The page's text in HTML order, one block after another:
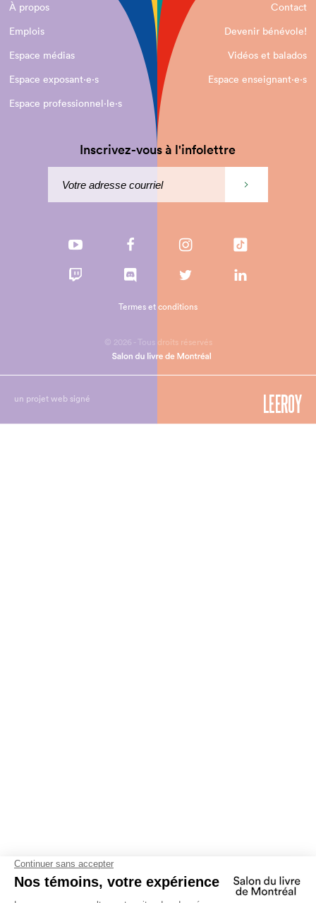
À propos
Contact
Emplois
Devenir bénévole!
Espace médias
Vidéos et balados
Espace exposant·e⋅s
Espace enseignant·e⋅s
Espace professionnel·le⋅s
Inscrivez-vous à l'infolettre
© 2026 - Tous droits réservés
Termes et conditions
un projet web signé